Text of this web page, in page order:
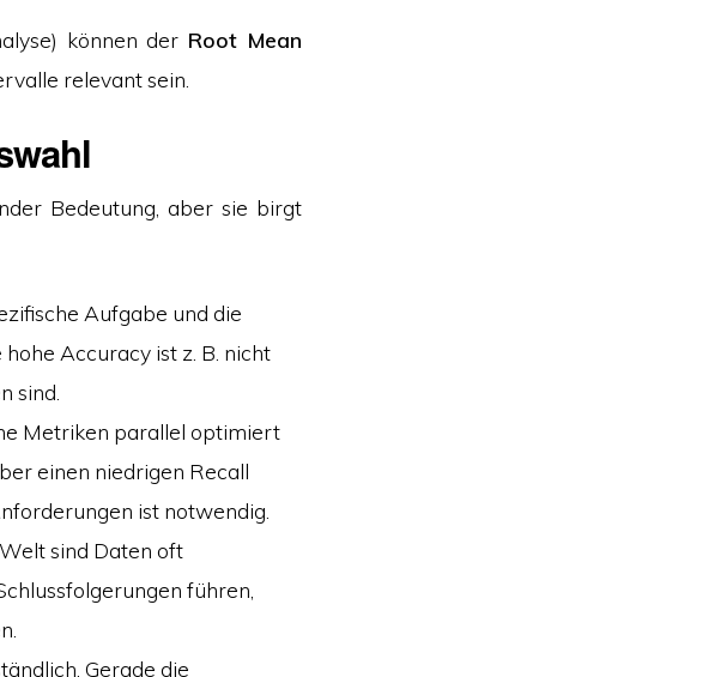
können der Root Mean
relevant sein.
Bedeutung, aber sie birgt
Aufgabe und die
Accuracy ist z. B. nicht
sind.
Metriken parallel optimiert
einen niedrigen Recall
ist notwendig.
sind Daten oft
führen,
Gerade die